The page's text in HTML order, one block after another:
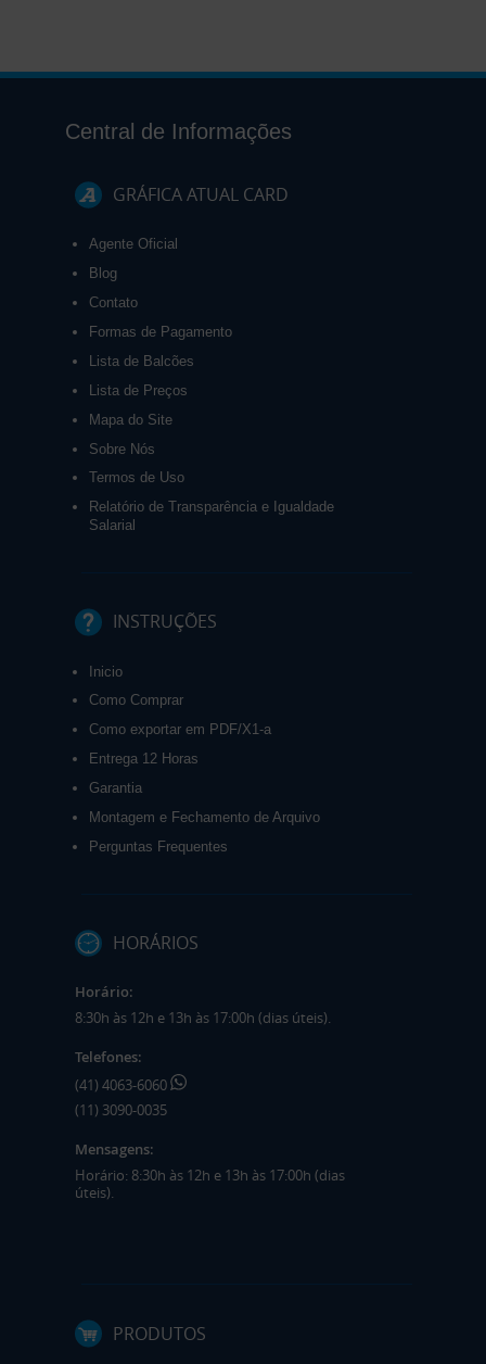
Central de Informações
GRÁFICA ATUAL CARD
Agente Oficial
Blog
Contato
Formas de Pagamento
Lista de Balcões
Lista de Preços
Mapa do Site
Sobre Nós
Termos de Uso
Relatório de Transparência e Igualdade
Salarial
INSTRUÇÕES
Inicio
Como Comprar
Como exportar em PDF/X1-a
Entrega 12 Horas
Garantia
Montagem e Fechamento de Arquivo
Perguntas Frequentes
HORÁRIOS
Horário:
8:30h às 12h e 13h às 17:00h (dias úteis).
Telefones:
(41) 4063-6060
(11) 3090-0035
Mensagens:
Horário: 8:30h às 12h e 13h às 17:00h (dias
úteis).
PRODUTOS